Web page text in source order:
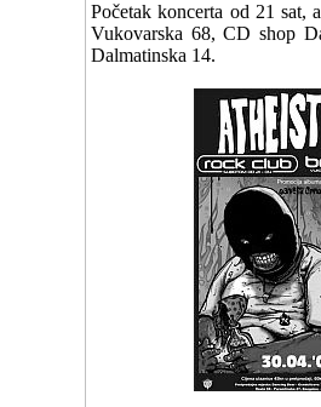
Početak koncerta od 21 sat,
Vukovarska 68, CD shop
Dalmatinska 14.